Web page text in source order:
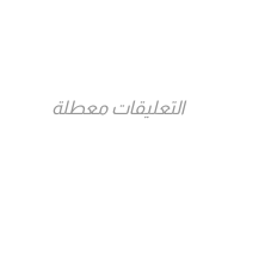
التعليقات معطلة